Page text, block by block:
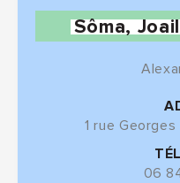
Sôma,
1 rue
06